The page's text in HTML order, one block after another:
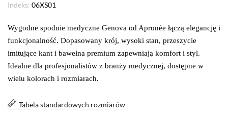
Indeks: 06XS01
Wygodne spodnie medyczne Genova od Apronée łączą elegancję i
funkcjonalność. Dopasowany krój, wysoki stan, przeszycie
imitujące kant i bawełna premium zapewniają komfort i styl.
Idealne dla profesjonalistów z branży medycznej, dostępne w
wielu kolorach i rozmiarach.
Tabela standardowych rozmiarów